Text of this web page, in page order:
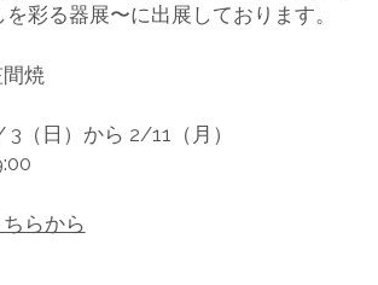
彩る器展〜に出展しております。
焼
（日）から 2/11（月）
ちらから